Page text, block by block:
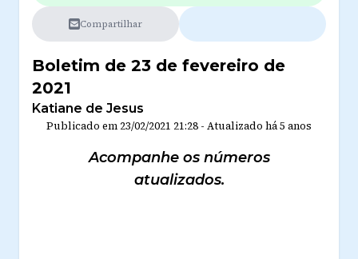
Compartilhar
Boletim de 23 de fevereiro de
2021
Katiane de Jesus
Publicado em 23/02/2021 21:28 - Atualizado há 5 anos
Acompanhe os números
atualizados.